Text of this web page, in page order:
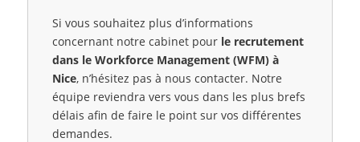
Si vous souhaitez plus d’informations
concernant notre cabinet pour le recrutement
dans le Workforce Management (WFM) à
Nice, n’hésitez pas à nous contacter. Notre
équipe reviendra vers vous dans les plus brefs
délais afin de faire le point sur vos différentes
demandes.